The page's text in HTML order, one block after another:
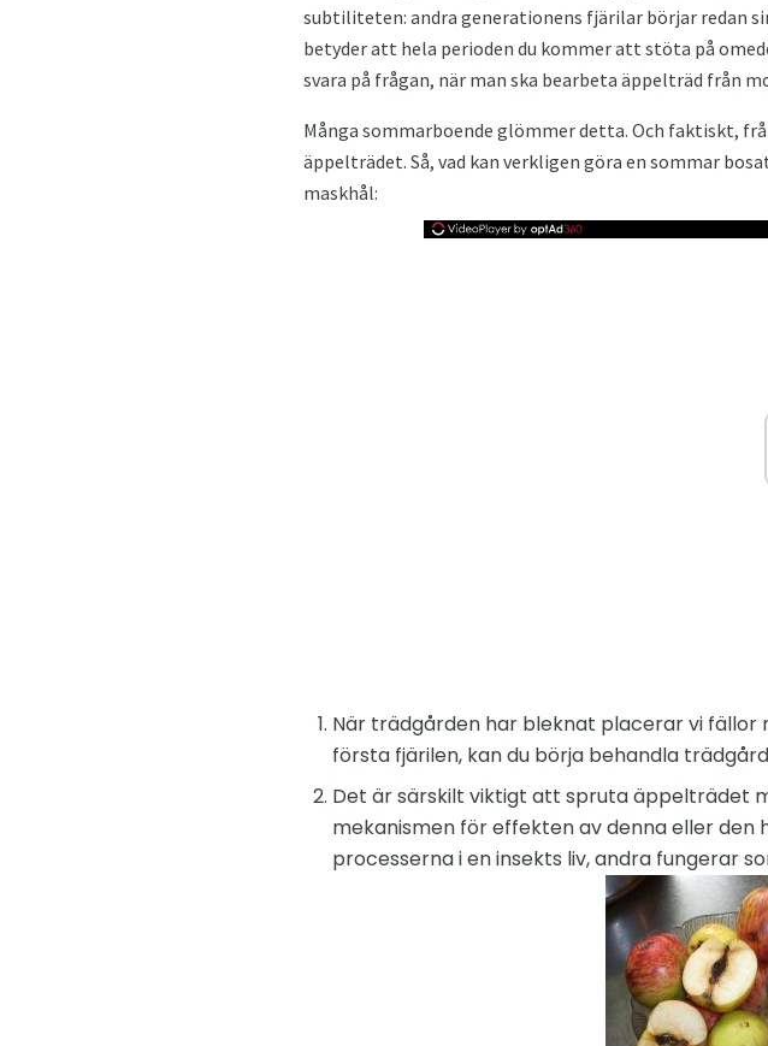
subtiliteten: andra generationens fjärilar börjar redan
betyder att hela perioden du kommer att stöta på
svara på frågan, när man ska bearbeta äppelträd från
Många sommarboende glömmer detta. Och faktiskt,
äppelträdet. Så, vad kan verkligen göra en sommar
maskhål:
När trädgården har bleknat placerar vi fällor
första fjärilen, kan du börja behandla
Det är särskilt viktigt att spruta äppelträdet
mekanismen för effekten av denna eller
processerna i en insekts liv, andra fungerar